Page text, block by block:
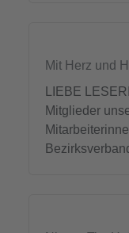
Mit Herz und
LIEBE
Mitglieder